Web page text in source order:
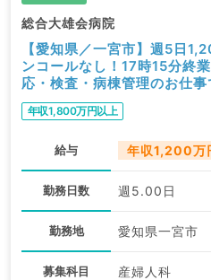
総合大雄会病院
【愛知県／一宮市】週5日
ンコールなし！17時15分終
応・検査・病棟管理のお仕事
年収1,800万円以上
給与 年収1,200万
勤務日数 週5.00日
勤務地 愛知県一宮市
募集科目 産婦人科